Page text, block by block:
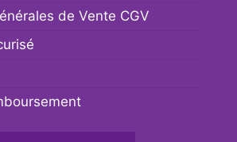
de Vente CGV